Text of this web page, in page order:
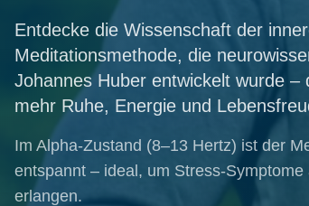
Entdecke die Wissenschaft der
Meditationsmethode, die
Johannes Huber entwickelt wurde
mehr Ruhe, Energie und
Im Alpha-Zustand (8–13 Hertz) ist der
entspannt – ideal, um Stress-
erlangen.